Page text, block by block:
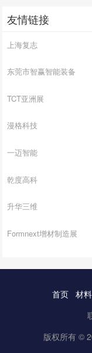
友情链接
上海复志
东莞市智赢智能装备
TCT亚洲展
漫格科技
一迈智能
乾度高科
升华三维
Formnext增材制造展
首页 材料
版权所有 ©